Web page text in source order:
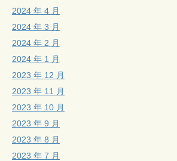
2024 年 4 月
2024 年 3 月
2024 年 2 月
2024 年 1 月
2023 年 12 月
2023 年 11 月
2023 年 10 月
2023 年 9 月
2023 年 8 月
2023 年 7 月